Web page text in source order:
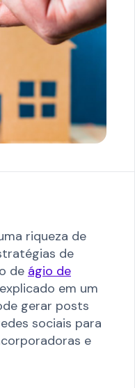
riqueza de
de
de ágio de
em um
gerar posts
sociais para
e